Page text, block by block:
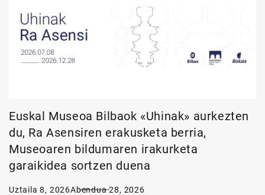
Euskal Museoa Bilbaok «Uhinak» aurkezten
du, Ra Asensiren erakusketa berria,
Museoaren bildumaren irakurketa
garaikidea sortzen duena
Uztaila 8, 2026Abendua 28, 2026